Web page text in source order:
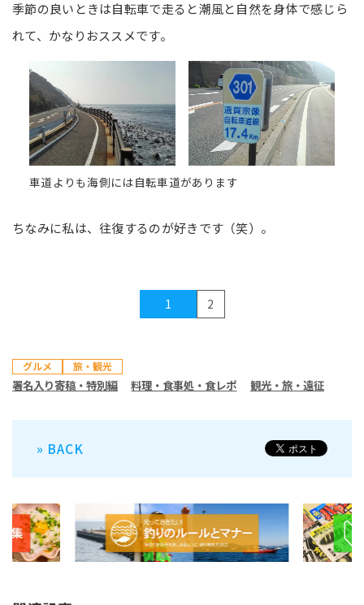
季節の良いときは自転車で走ると潮風と自然を身体で感じら
れて、かなりおススメです。
車道よりも海側には自転車道があります
ちなみに私は、往復するのが好きです（笑）。
1 2
グルメ 旅・観光
署名入り寄稿・特別編 料理・食事処・食レポ 観光・旅・遠征
» BACK